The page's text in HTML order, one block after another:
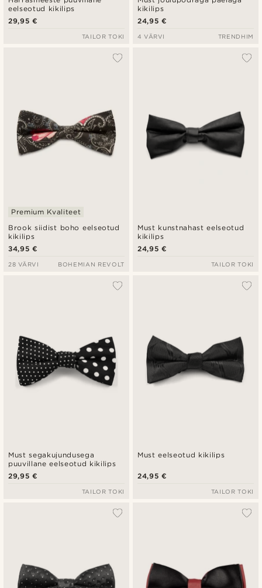
eelseotud kikilips
29,95 €
TAILOR TOKI
kikilips
24,95 €
4 VÄRVI TRENDHIM
Brook siidist boho eelseotud
kikilips
Premium Kvaliteet
34,95 €
28 VÄRVI BOHEMIAN REVOLT
Must kunstnahast eelseotud
kikilips
24,95 €
TAILOR TOKI
Must segakujundusega
puuvillane eelseotud kikilips
29,95 €
TAILOR TOKI
Must eelseotud kikilips
24,95 €
TAILOR TOKI